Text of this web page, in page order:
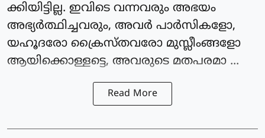
ക്കിയിട്ടില്ല. ഇവിടെ വന്നവരും അഭയം
അഭ്യർത്ഥിച്ചവരും, അവർ പാർസികളോ,
യഹൂദരോ ക്രൈസ്തവരോ മുസ്ലീംങ്ങളോ
ആയിക്കൊള്ളട്ടെ, അവരുടെ മതപരമാ ...
Read More